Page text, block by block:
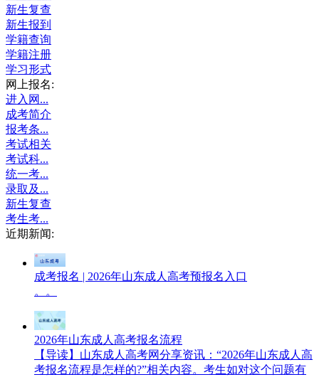
新生复查
新生报到
学籍查询
学籍注册
学习形式
网上报名:
进入网...
成考简介
报考条...
考试相关
考试科...
统一考...
录取及...
新生复查
考生考...
近期新闻:
成考报名 | 2026年山东成人高考预报名入口
。。
2026年山东成人高考报名流程
【导读】山东成人高考网分享资讯：“2026年山东成人高
考报名流程是怎样的?”相关内容。考生如对这个问题有